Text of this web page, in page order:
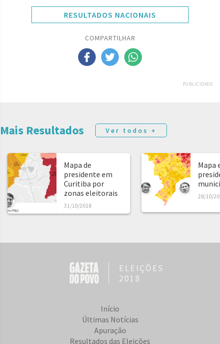
RESULTADOS NACIONAIS
COMPARTILHAR
PUBLICIDADE
Mais Resultados Ver todos +
Mapa de
presidente em
Curitiba por
zonas eleitorais
31/10/2018
Mapa
28/10/
ELEIÇÕES
2018
Início
Últimas Notícias
Apuração
Resultados das Eleições